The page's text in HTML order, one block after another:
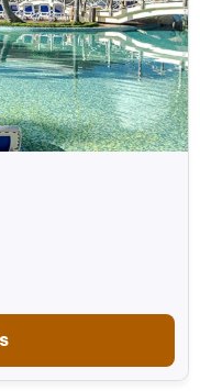
reducida